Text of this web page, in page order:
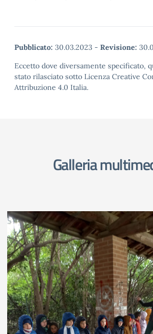
Pubblicato: 30.03.2023 - Revisione:
Eccetto dove diversamente specificato,
stato rilasciato sotto Licenza Creative
Attribuzione 4.0 Italia.
Galleria